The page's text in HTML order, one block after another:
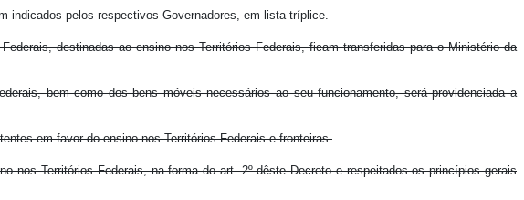
indicados pelos respectivos Governadores, em lista tríplice.
destinadas ao ensino nos Territórios Federais, ficam transferidas para o Ministério da
bem como dos bens móveis necessários ao seu funcionamento, será providenciada a
em favor do ensino nos Territórios Federais e fronteiras.
Territórios Federais, na forma do art. 2º dêste Decreto e respeitados os princípios gerais